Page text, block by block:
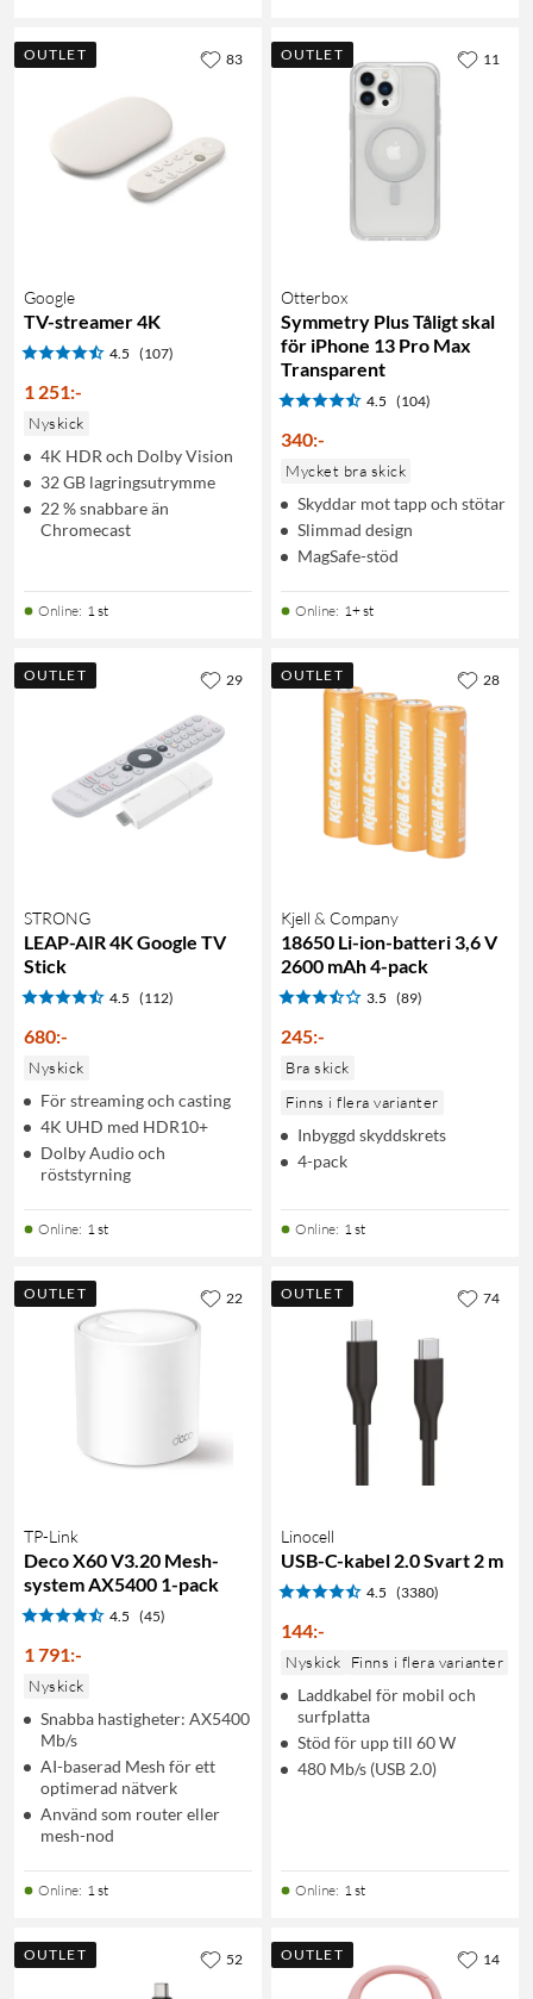
OUTLET
Google
TV-streamer 4K
4.5 (107)
1 251:-
Nyskick
4K HDR och Dolby Vision
32 GB lagringsutrymme
22 % snabbare än
Chromecast
Online: 1 st
83 OUTLET
Otterbox
Symmetry Plus Tåligt skal
för iPhone 13 Pro Max
Transparent
4.5 (104)
340:-
Mycket bra skick
Skyddar mot tapp och stötar
Slimmad design
MagSafe-stöd
Online: 1+ st
11
OUTLET
STRONG
LEAP-AIR 4K Google TV
Stick
4.5 (112)
680:-
Nyskick
För streaming och casting
4K UHD med HDR10+
Dolby Audio och
röststyrning
Online: 1 st
29 OUTLET
Kjell & Company
18650 Li-ion-batteri 3,6 V
2600 mAh 4-pack
3.5 (89)
245:-
Bra skick
Finns i flera varianter
Inbyggd skyddskrets
4-pack
Online: 1 st
28
OUTLET
TP-Link
Deco X60 V3.20 Mesh-
system AX5400 1-pack
4.5 (45)
1 791:-
Nyskick
Snabba hastigheter: AX5400
Mb/s
AI-baserad Mesh för ett
optimerad nätverk
Använd som router eller
mesh-nod
Online: 1 st
22 OUTLET
Linocell
USB-C-kabel 2.0 Svart 2 m
4.5 (3380)
144:-
Nyskick Finns i flera varianter
Laddkabel för mobil och
surfplatta
Stöd för upp till 60 W
480 Mb/s (USB 2.0)
Online: 1 st
74
OUTLET 52 OUTLET 14